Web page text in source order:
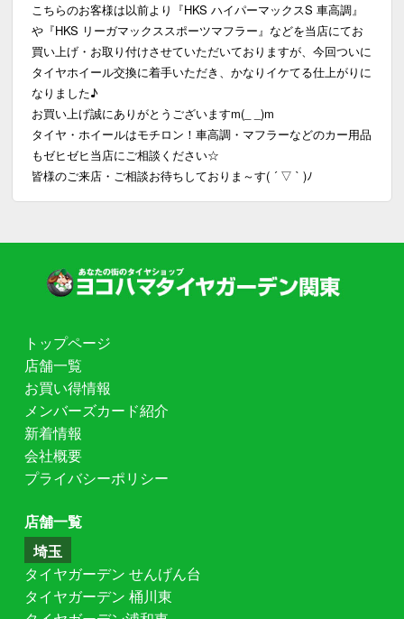
こちらのお客様は以前より『HKS ハイパーマックスS 車高調』
や『HKS リーガマックススポーツマフラー』などを当店にてお
買い上げ・お取り付けさせていただいておりますが、今回ついに
タイヤホイール交換に着手いただき、かなりイケてる仕上がりに
なりました♪
お買い上げ誠にありがとうございますm(_ _)m
タイヤ・ホイールはモチロン！車高調・マフラーなどのカー用品
もゼヒゼヒ当店にご相談ください☆
皆様のご来店・ご相談お待ちしておりま～す( ´ ▽ ` )ﾉ
トップページ
店舗一覧
お買い得情報
メンバーズカード紹介
新着情報
会社概要
プライバシーポリシー
店舗一覧
埼玉
タイヤガーデン せんげん台
タイヤガーデン 桶川東